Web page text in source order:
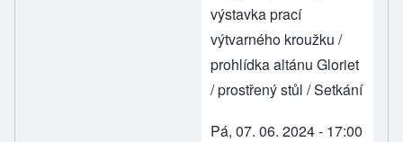
výstavka prací
výtvarného kroužku /
prohlídka altánu Gloriet
/ prostřený stůl / Setkání
Pá, 07. 06. 2024 - 17:00